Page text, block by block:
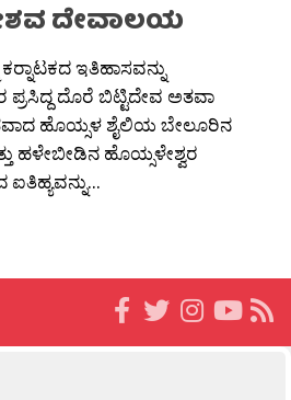
ದೇವಾಲಯ
ಇತಿಹಾಸವನ್ನು
ದೊರೆ ಬಿಟ್ಟಿದೇವ ಅತವಾ
ಹೊಯ್ಸಳ ಶೈಲಿಯ ಬೇಲೂರಿನ
ಹಳೇಬೀಡಿನ ಹೊಯ್ಸಳೇಶ್ವರ